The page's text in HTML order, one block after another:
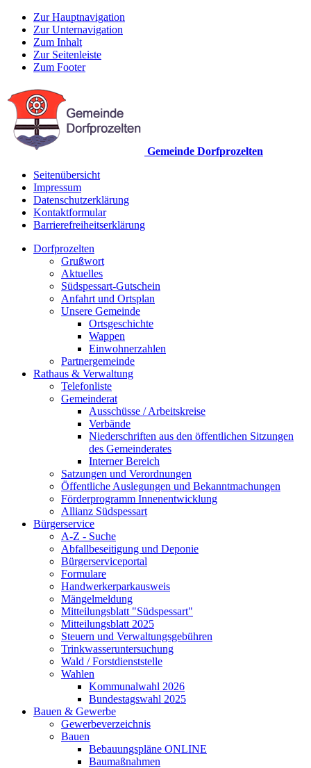
Zur Hauptnavigation
Zur Unternavigation
Zum Inhalt
Zur Seitenleiste
Zum Footer
Gemeinde Dorfprozelten
Seitenübersicht
Impressum
Datenschutzerklärung
Kontaktformular
Barrierefreiheitserklärung
Dorfprozelten
Grußwort
Aktuelles
Südspessart-Gutschein
Anfahrt und Ortsplan
Unsere Gemeinde
Ortsgeschichte
Wappen
Einwohnerzahlen
Partnergemeinde
Rathaus & Verwaltung
Telefonliste
Gemeinderat
Ausschüsse / Arbeitskreise
Verbände
Niederschriften aus den öffentlichen Sitzungen
des Gemeinderates
Interner Bereich
Satzungen und Verordnungen
Öffentliche Auslegungen und Bekanntmachungen
Förderprogramm Innenentwicklung
Allianz Südspessart
Bürgerservice
A-Z - Suche
Abfallbeseitigung und Deponie
Bürgerserviceportal
Formulare
Handwerkerparkausweis
Mängelmeldung
Mitteilungsblatt "Südspessart"
Mitteilungsblatt 2025
Steuern und Verwaltungsgebühren
Trinkwasseruntersuchung
Wald / Forstdienststelle
Wahlen
Kommunalwahl 2026
Bundestagswahl 2025
Bauen & Gewerbe
Gewerbeverzeichnis
Bauen
Bebauungspläne ONLINE
Baumaßnahmen